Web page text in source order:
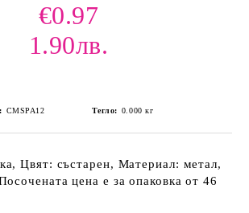
€0.97
1.90лв.
CMSPA12 Тегло: 0.000 кг
Цвят: състарен, Материал: метал,
цена е за опаковка от 46